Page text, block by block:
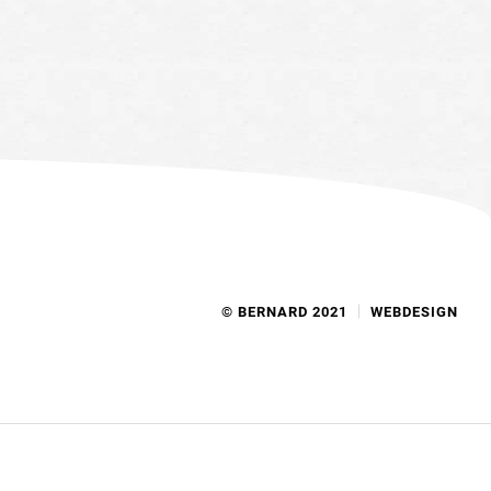
© BERNARD 2021 WEBDESIGN